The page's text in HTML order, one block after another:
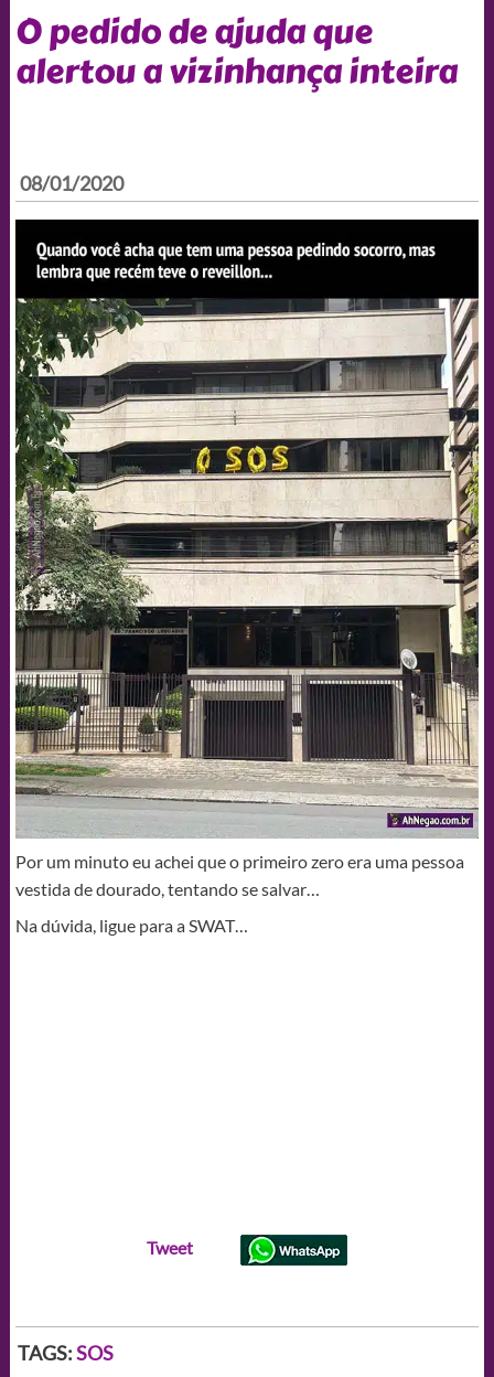
O pedido de ajuda que
alertou a vizinhança inteira
08/01/2020
Por um minuto eu achei que o primeiro zero era uma pessoa
vestida de dourado, tentando se salvar…
Na dúvida, ligue para a SWAT…
Tweet
TAGS:SOS